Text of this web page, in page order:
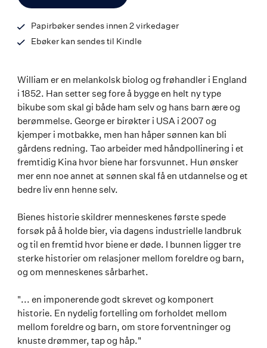
Papirbøker sendes innen 2 virkedager
Ebøker kan sendes til Kindle
William er en melankolsk biolog og frøhandler i England
i 1852. Han setter seg fore å bygge en helt ny type
bikube som skal gi både ham selv og hans barn ære og
berømmelse. George er birøkter i USA i 2007 og
kjemper i motbakke, men han håper sønnen kan bli
gårdens redning. Tao arbeider med håndpollinering i et
fremtidig Kina hvor biene har forsvunnet. Hun ønsker
mer enn noe annet at sønnen skal få en utdannelse og et
bedre liv enn henne selv.
Bienes historie skildrer menneskenes første spede
forsøk på å holde bier, via dagens industrielle landbruk
og til en fremtid hvor biene er døde. I bunnen ligger tre
sterke historier om relasjoner mellom foreldre og barn,
og om menneskenes sårbarhet.
"... en imponerende godt skrevet og komponert
historie. En nydelig fortelling om forholdet mellom
mellom foreldre og barn, om store forventninger og
knuste drømmer, tap og håp."